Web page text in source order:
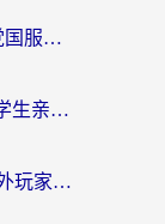
瑞典怎么玩摩尔庄园不卡？海外党国服游戏加速器终极指南（附非洲欧洲实测）
海外打逆水寒OL怎么不卡了？留学生亲测有效的国服游戏加速指南
在国外玩征途2加速器怎么选？海外玩家告别延迟卡顿的实用指南